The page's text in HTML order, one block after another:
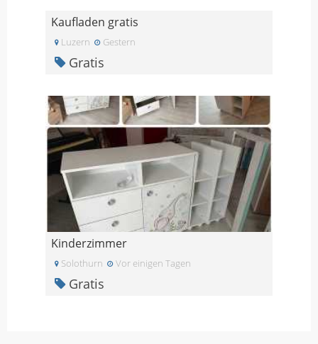
Kaufladen gratis
Luzern Gestern
Gratis
Kinderzimmer
Solothurn Vor einigen Tagen
Gratis